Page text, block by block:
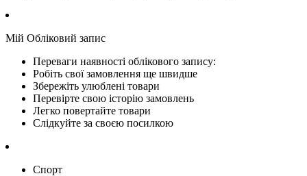
Мій Обліковий запис
Переваги наявності облікового запису:
Робіть свої замовлення ще швидше
Збережіть улюблені товари
Перевірте свою історію замовлень
Легко повертайте товари
Слідкуйте за своєю посилкою
Спорт